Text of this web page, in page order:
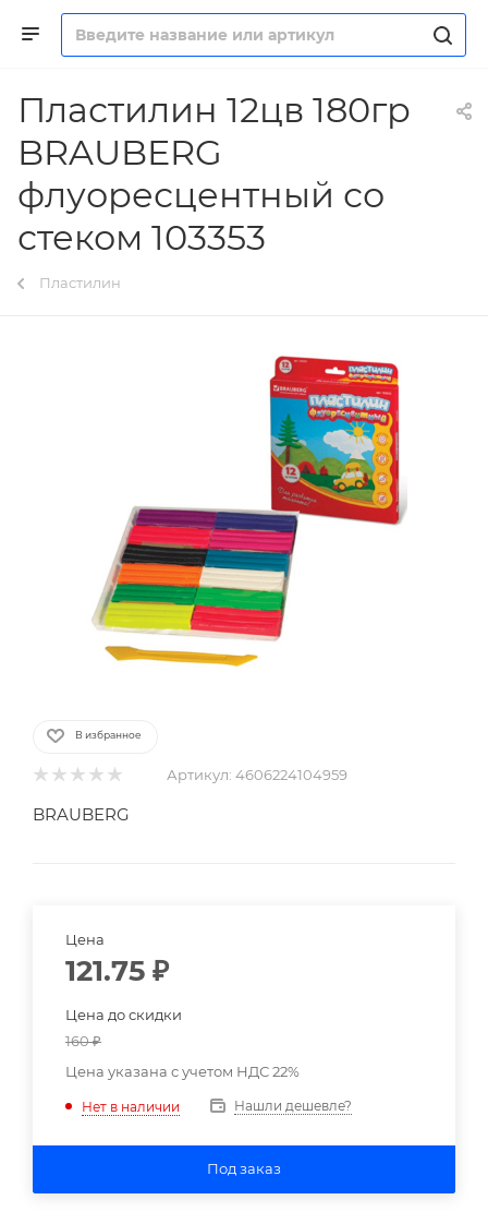
Пластилин 12цв 180гр
BRAUBERG
флуоресцентный со
стеком 103353
Пластилин
В избранное
Артикул: 4606224104959
BRAUBERG
Цена
121.75 ₽
Цена до скидки
160₽
Цена указана с учетом НДС 22%
Нет в наличии Нашли дешевле?
Под заказ